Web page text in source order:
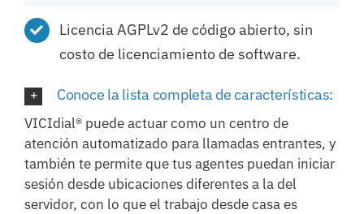
Licencia AGPLv2 de código abierto, sin
costo de licenciamiento de software.
Conoce la lista completa de características:
VICIdial® puede actuar como un centro de
atención automatizado para llamadas entrantes, y
también te permite que tus agentes puedan iniciar
sesión desde ubicaciones diferentes a la del
servidor, con lo que el trabajo desde casa es